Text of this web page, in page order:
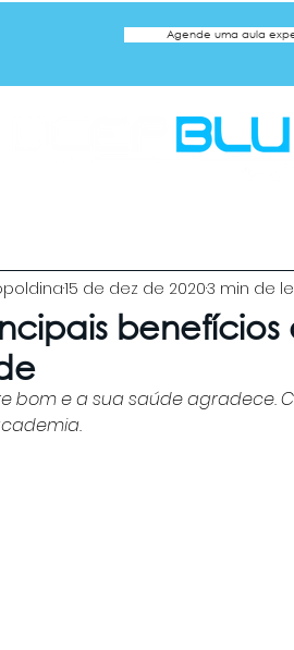
Agende uma aula
15 de dez de 20203 min de
bom e a sua saúde agradece.